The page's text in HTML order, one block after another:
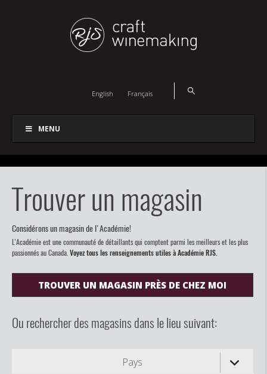
English Français
MENU
Trouver un magasin
Considérons un magasin de l'Académie!
L’Académie est une communauté de détaillants qui comptent parmi les meilleurs et les plus
passionnés au Canada. Voyez tous les renseignements utiles à Académie RJS.
TROUVER UN MAGASIN PRÈS DE CHEZ MOI
Ou rechercher des magasins dans le lieu suivant:
Pays